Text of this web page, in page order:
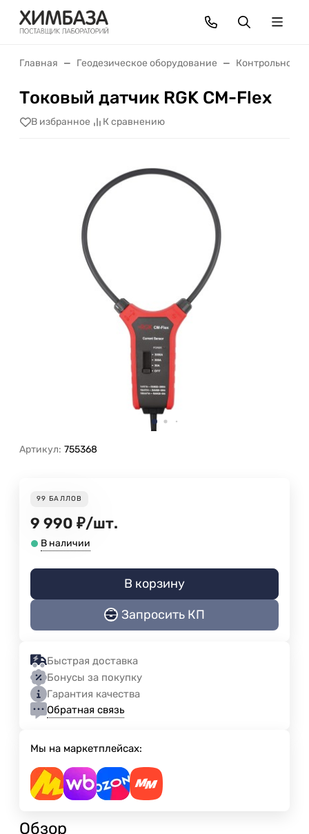
Главная Геодезическое оборудование Контрольно-
Токовый датчик RGK CM-Flex
В избранное К сравнению
Артикул: 755368
99 БАЛЛОВ
9 990 ₽/шт.
В наличии
В корзину
Запросить КП
Быстрая доставка
Бонусы за покупку
Гарантия качества
Обратная связь
Мы на маркетплейсах:
Обзор